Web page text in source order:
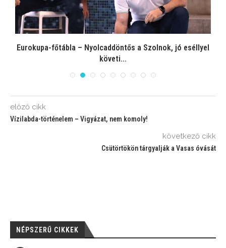
Eurokupa-főtábla – Nyolcaddöntős a Szolnok, jó eséllyel
követi...
előző cikk
Vízilabda-történelem – Vigyázat, nem komoly!
következő cikk
Csütörtökön tárgyalják a Vasas óvását
NÉPSZERŰ CIKKEK